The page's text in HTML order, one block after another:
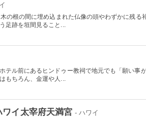
の根の間に埋め込まれた仏像の頭やわずかに残る
足跡を垣間見ること...
テル前にあるヒンドゥー教祠で地元でも「願い事
もちろん、金運や人...
イ太宰府天満宮 - ハワイ